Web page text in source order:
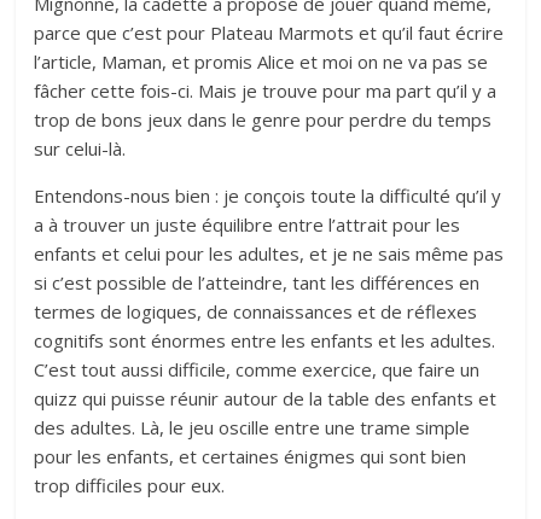
parce que c’est pour Plateau Marmots et qu’il faut écrire
l’article, Maman, et promis Alice et moi on ne va pas se
fâcher cette fois-ci. Mais je trouve pour ma part qu’il y a
trop de bons jeux dans le genre pour perdre du temps
sur celui-là.
Entendons-nous bien : je conçois toute la difficulté qu’il y
a à trouver un juste équilibre entre l’attrait pour les
enfants et celui pour les adultes, et je ne sais même pas
si c’est possible de l’atteindre, tant les différences en
termes de logiques, de connaissances et de réflexes
cognitifs sont énormes entre les enfants et les adultes.
C’est tout aussi difficile, comme exercice, que faire un
quizz qui puisse réunir autour de la table des enfants et
des adultes. Là, le jeu oscille entre une trame simple
pour les enfants, et certaines énigmes qui sont bien
trop difficiles pour eux.